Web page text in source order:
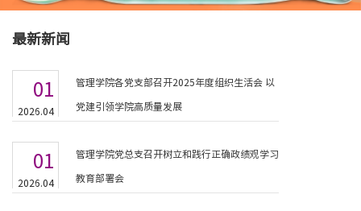
最新新闻
01
2026.04
管理学院各党支部召开2025年度组织生活会 以
党建引领学院高质量发展
01
2026.04
管理学院党总支召开树立和践行正确政绩观学习
教育部署会